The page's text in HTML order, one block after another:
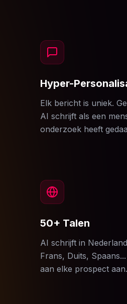
Hyper-
Elk bericht is uniek.
AI schrijft als een
onderzoek heeft
50+ Talen
AI schrijft in
Frans, Duits,
aan elke prospect aan.